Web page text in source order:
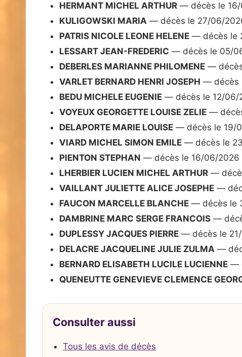
HERMANT MICHEL ARTHUR — décès le
KULIGOWSKI MARIA — décès le 27/06/
PATRIS NICOLE LEONE HELENE — décès le
LESSART JEAN-FREDERIC — décès le 05/
DEBERLES MARIANNE PHILOMENE —
VARLET BERNARD HENRI JOSEPH — décès
BEDU MICHELE EUGENIE — décès le 12/06/
VOYEUX GEORGETTE LOUISE ZELIE —
DELAPORTE MARIE LOUISE — décès le 19/
VIARD MICHEL SIMON EMILE — décès le
PIENTON STEPHAN — décès le 16/06/2026
LHERBIER LUCIEN MICHEL ARTHUR —
VAILLANT JULIETTE ALICE JOSEPHE —
FAUCON MARCELLE BLANCHE — décès le
DAMBRINE MARC SERGE FRANCOIS —
DUPLESSY JACQUES PIERRE — décès le
DELACRE JACQUELINE JULIE ZULMA —
BERNARD ELISABETH LUCILE LUCIENNE —
QUENEUTTE GENEVIEVE CLEMENCE
Consulter aussi
Tous les avis de décès